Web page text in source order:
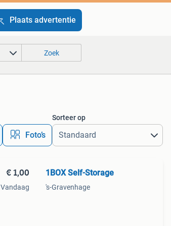
Plaats advertentie
Zoek
Foto’s
Sorteer op
€ 1,00
Vandaag
1BOX Self-Storage
's-Gravenhage